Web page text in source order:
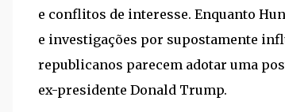
e conflitos de interesse. Enquanto
e investigações por supostamente
republicanos parecem adotar uma
ex-presidente Donald Trump.